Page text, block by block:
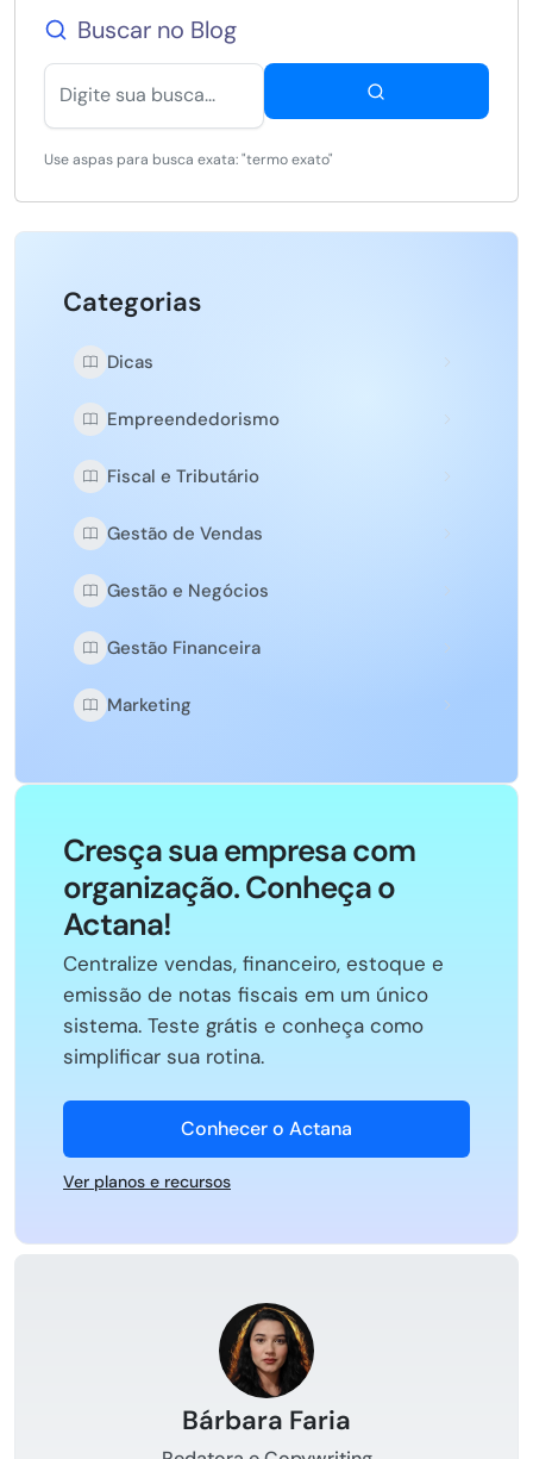
Buscar no Blog
Use aspas para busca exata: "termo exato"
Categorias
Dicas
Empreendedorismo
Fiscal e Tributário
Gestão de Vendas
Gestão e Negócios
Gestão Financeira
Marketing
Cresça sua empresa com
organização. Conheça o
Actana!
Centralize vendas, financeiro, estoque e
emissão de notas fiscais em um único
sistema. Teste grátis e conheça como
simplificar sua rotina.
Conhecer o Actana
Ver planos e recursos
Bárbara Faria